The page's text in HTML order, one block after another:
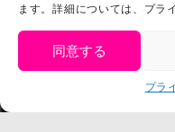
ます。詳細については、プラ
同意する
プラ
プライバシーポリシー